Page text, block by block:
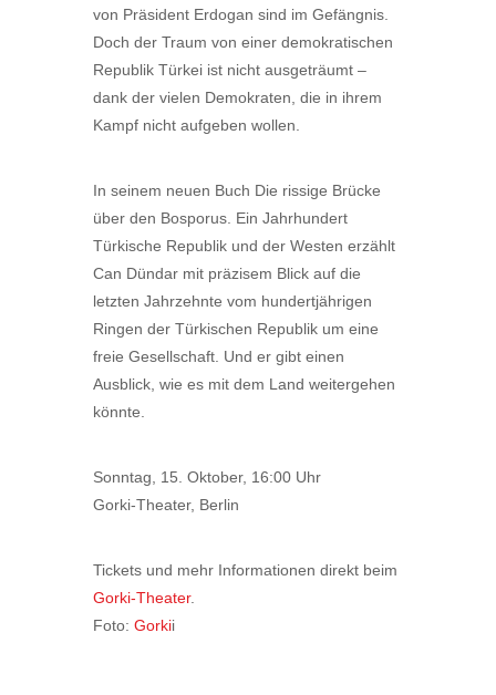
von Präsident Erdogan sind im Gefängnis.
Doch der Traum von einer demokratischen
Republik Türkei ist nicht ausgeträumt –
dank der vielen Demokraten, die in ihrem
Kampf nicht aufgeben wollen.
In seinem neuen Buch Die rissige Brücke
über den Bosporus. Ein Jahrhundert
Türkische Republik und der Westen erzählt
Can Dündar mit präzisem Blick auf die
letzten Jahrzehnte vom hundertjährigen
Ringen der Türkischen Republik um eine
freie Gesellschaft. Und er gibt einen
Ausblick, wie es mit dem Land weitergehen
könnte.
Sonntag, 15. Oktober, 16:00 Uhr
Gorki-Theater, Berlin
Tickets und mehr Informationen direkt beim
Gorki-Theater.
Foto: Gorkii